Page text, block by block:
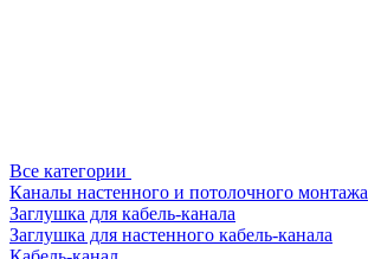
Все категории
Каналы настенного и потолочного монтажа
Заглушка для кабель-канала
Заглушка для настенного кабель-канала